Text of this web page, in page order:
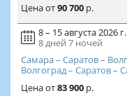
Ценаот90 700р.
8 – 15 августа 2026 г.
8 дней 7 ночей
Самара – Саратов –
Волгоград – Саратов –
Ценаот83 900р.